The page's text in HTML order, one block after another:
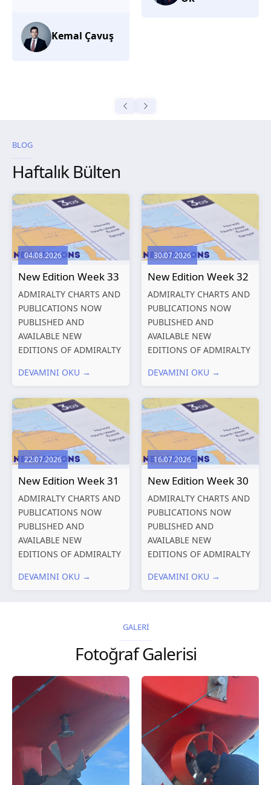
BLOG
Haftalık Bülten
04.08.2026
New Edition Week 33
ADMIRALTY CHARTS AND
PUBLICATIONS NOW
PUBLISHED AND
AVAILABLE NEW
EDITIONS OF ADMIRALTY
PUBLICATIONS New
Charts published 13
August 2026 Chart
Title, limits
and other remarks
319
International chart
DEVAMINI OKU →
30.07.2026
New Edition Week 32
ADMIRALTY CHARTS AND
PUBLICATIONS NOW
PUBLISHED AND
AVAILABLE NEW
EDITIONS OF ADMIRALTY
PUBLICATIONS New
Charts published 06
August 2026 Chart Title,
limits and other remarks
1602 China – Chang...
DEVAMINI OKU →
22.07.2026
New Edition Week 31
ADMIRALTY CHARTS AND
PUBLICATIONS NOW
PUBLISHED AND
AVAILABLE NEW
EDITIONS OF ADMIRALTY
PUBLICATIONS New
remarks 127 Korea
DEVAMINI OKU →
16.07.2026
New Edition Week 30
ADMIRALTY CHARTS AND
PUBLICATIONS NOW
PUBLISHED AND
AVAILABLE NEW
EDITIONS OF ADMIRALTY
PUBLICATIONS New
2026 Chart
Title, limits and other
remarks 67 Gulf of...
DEVAMINI OKU →
GALERİ
Fotoğraf Galerisi
galeri 3